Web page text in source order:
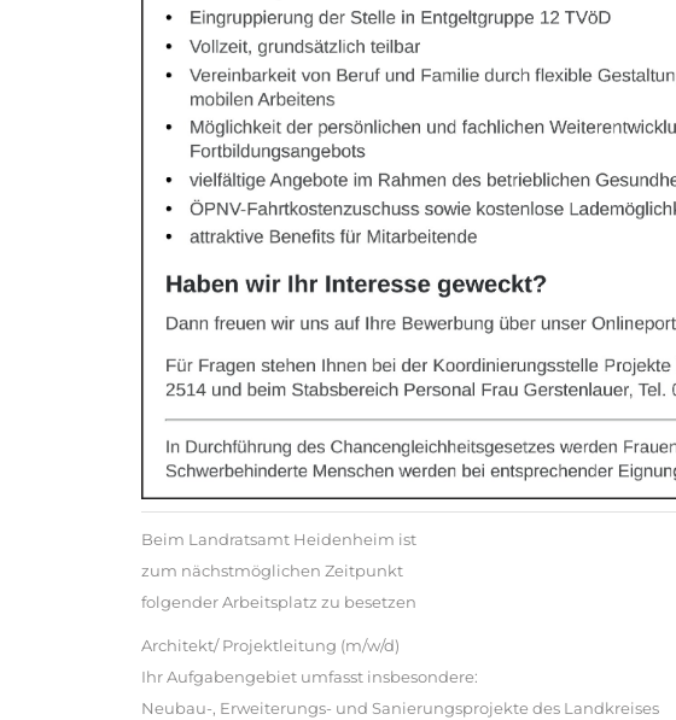
Beim Landratsamt Heidenheim ist
zum nächstmöglichen Zeitpunkt
folgender Arbeitsplatz zu besetzen
Architekt/ Projektleitung (m/w/d)
Ihr Aufgabengebiet umfasst insbesondere:
Neubau-, Erweiterungs- und Sanierungsprojekte des Landkreises